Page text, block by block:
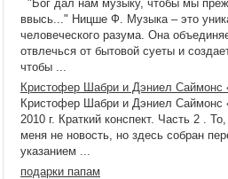
"Бог дал нам музыку, чтобы мы
ввысь..." Ницше Ф. Музыка – это
человеческого разума. Она
отвлечься от бытовой суеты и
чтобы ...
Кристофер Шабри и Дэниел Саймонс
Кристофер Шабри и Дэниел Саймонс
2010 г. Краткий конспект. Часть 2 .
меня не новость, но здесь собран
указанием ...
подарки папам